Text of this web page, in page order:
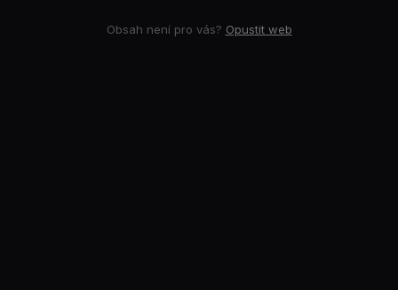
Obsah není pro vás? Opustit web